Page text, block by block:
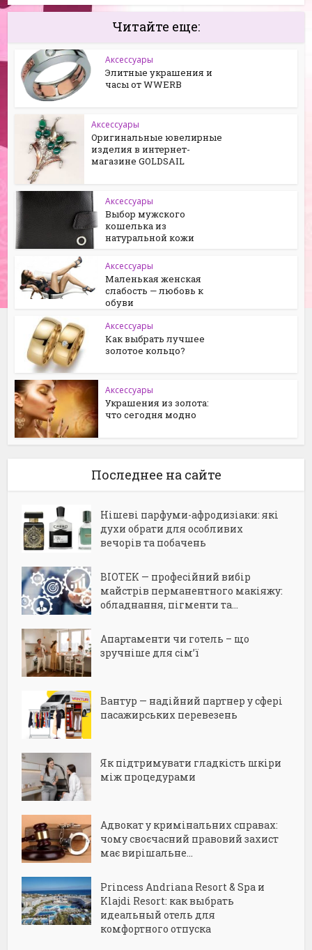
Читайте еще:
Аксессуары
Элитные украшения и
часы от WWERB
Аксессуары
Оригинальные ювелирные
изделия в интернет-
магазине GOLDSAIL
Аксессуары
Выбор мужского
кошелька из
натуральной кожи
Аксессуары
Маленькая женская
слабость — любовь к
обуви
Аксессуары
Как выбрать лучшее
золотое кольцо?
Аксессуары
Украшения из золота:
что сегодня модно
Последнее на сайте
Нішеві парфуми-афродизіаки: які
духи обрати для особливих
вечорів та побачень
BIOTEK — професійний вибір
майстрів перманентного макіяжу:
обладнання, пігменти та...
Апартаменти чи готель – що
зручніше для сім’ї
Вантур — надійний партнер у сфері
пасажирських перевезень
Як підтримувати гладкість шкіри
між процедурами
Адвокат у кримінальних справах:
чому своєчасний правовий захист
має вирішальне...
Princess Andriana Resort & Spa и
Klajdi Resort: как выбрать
идеальный отель для
комфортного отпуска